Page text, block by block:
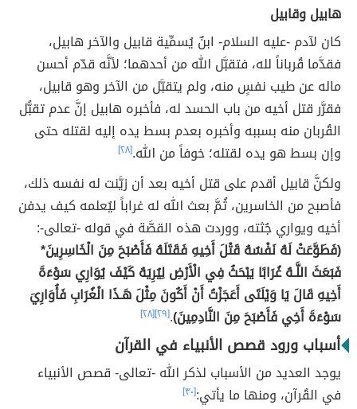
هابيل وقابيل
كان لآدم -عليه السلام- ابنٌ يُسمِّية قابيل والآخر هابيل،
فقدَّما قُرباناً لله، فتقبَّل الله من أحدهما؛ لأنَّه قدّم أحسن
ماله عن طيب نفسٍ منه، ولم يتقبَّل من الآخر وهو قابيل،
فقرَّر قتل أخيه من باب الحسد له، فأخبره هابيل إنَّ عدم تقبُّل
القُربان منه بسببه وأخبره بعدم بسط يده إليه لقتله حتى
وإن بسط هو يده لقتله؛ خوفاً من الله.[٢٨]
ولكنَّ قابيل أقدم على قتل أخيه بعد أن زيَّنت له نفسه ذلك،
فأصبح من الخاسرين، ثُمَّ بعث الله له غراباً ليُعلمه كيف يدفن
أخيه ويواري جُثته، ووردت هذه القصَّة في قوله -تعالى-:
(فَطَوَّعَتْ لَهُ نَفْسُهُ قَتْلَ أَخِيهِ فَقَتَلَهُ فَأَصْبَحَ مِنَ الْخَاسِرِينَ*
فَبَعَثَ اللَّـهُ غُرَابًا يَبْحَثُ فِي الْأَرْضِ لِيُرِيَهُ كَيْفَ يُوَارِي سَوْءَةَ
أَخِيهِ قَالَ يَا وَيْلَتَى أَعَجَزْتُ أَنْ أَكُونَ مِثْلَ هَـذَا الْغُرَابِ فَأُوَارِيَ
سَوْءَةَ أَخِي فَأَصْبَحَ مِنَ النَّادِمِينَ).[٢٩] [٢٨]
أسباب ورود قصص الأنبياء في القرآن
يوجد العديد من الأسباب لذكر الله -تعالى- قصص الأنبياء
في القُرآن، ومنها ما يأتي:[٣٠]